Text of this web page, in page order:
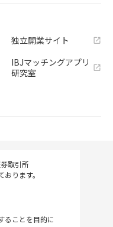
独立開業サイト
IBJマッチングアプリ
研究室
取引所
ります。
ることを目的に